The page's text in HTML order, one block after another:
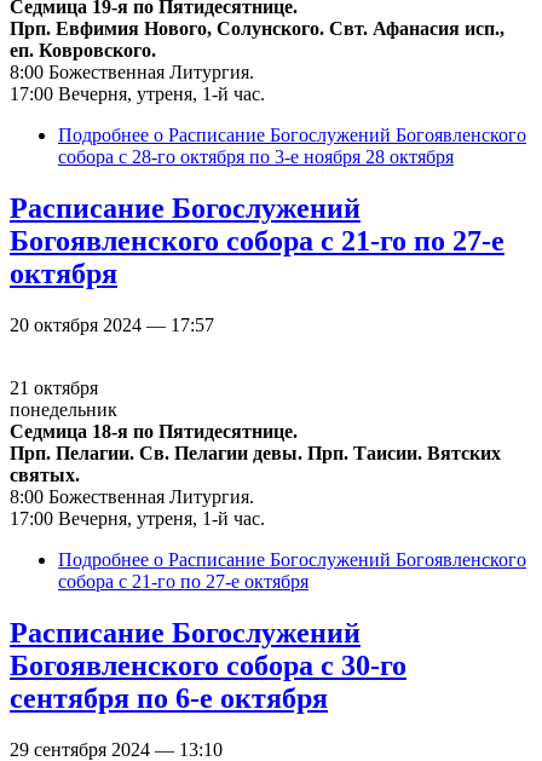
Седмица 19-я по Пятидесятнице.
Прп. Евфимия Нового, Солунского. Свт. Афанасия исп.,
еп. Ковровского.
8:00 Божественная Литургия.
17:00 Вечерня, утреня, 1-й час.
Подробнее о Расписание Богослужений Богоявленского
собора с 28-го октября по 3-е ноября 28 октября
Расписание Богослужений
Богоявленского собора с 21-го по 27-е
октября
20 октября 2024 — 17:57
21 октября
понедельник
Седмица 18-я по Пятидесятнице.
Прп. Пелагии. Св. Пелагии девы. Прп. Таисии. Вятских
святых.
8:00 Божественная Литургия.
17:00 Вечерня, утреня, 1-й час.
Подробнее о Расписание Богослужений Богоявленского
собора с 21-го по 27-е октября
Расписание Богослужений
Богоявленского собора с 30-го
сентября по 6-е октября
29 сентября 2024 — 13:10